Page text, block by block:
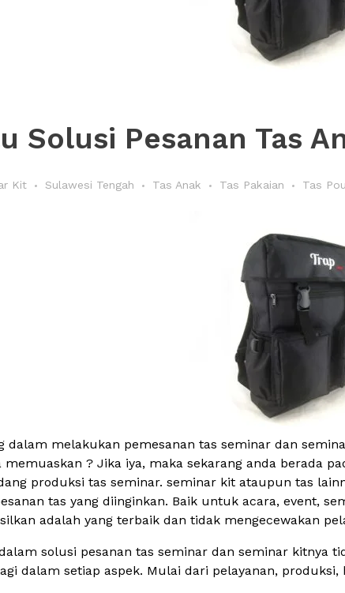
Solusi Pesanan Tas
Kit Sulawesi Tengah Tas Anak Tas Pakaian Tas
dalam melakukan pemesanan tas seminar dan
memuaskan ? Jika iya, maka sekarang anda berada
produksi tas seminar. seminar kit ataupun tas
tas yang diinginkan. Baik untuk acara, event,
adalah yang terbaik dan tidak mengecewakan
solusi pesanan tas seminar dan seminar kitnya
dalam setiap aspek. Mulai dari pelayanan, produksi,